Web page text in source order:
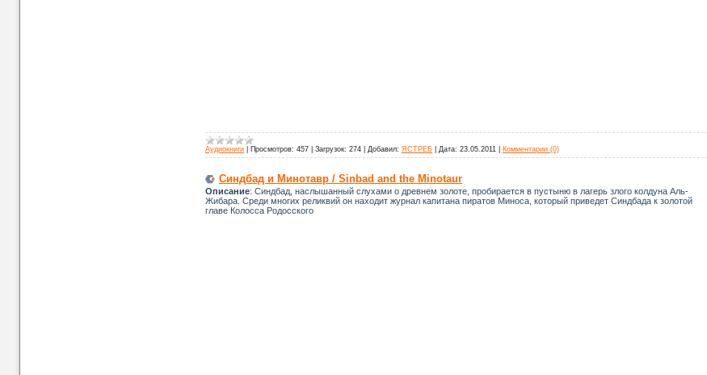
Аудиокниги Просмотров: 457 Загрузок: 274 Добавил: ЯСТРЕБ Дата: 23.05.2011 Комментарии (0)
Синдбад и Минотавр / Sinbad and the Minotaur
Описание: Синдбад, наслышанный слухами о древнем золоте, пробирается в пустыню в лагерь злого колдуна Аль-
Жибара. Среди многих реликвий он находит журнал капитана пиратов Миноса, который приведет Синдбада к золотой
главе Колосса Родосского